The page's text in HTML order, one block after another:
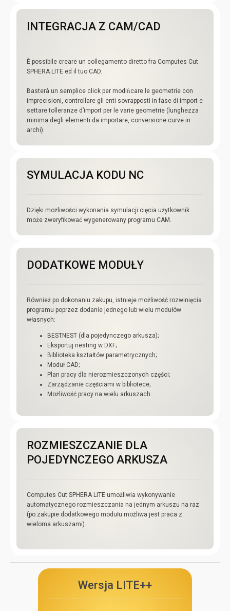
INTEGRACJA Z CAM/CAD
È possibile creare un collegamento diretto fra Computes Cut
SPHERA LITE ed il tuo CAD.
Basterà un semplice click per modiﬁcare le geometrie con
imprecisioni, controllare gli enti sovrapposti in fase di import e
settare tolleranze d’import per le varie geometrie (lunghezza
minima degli elementi da importare, conversione curve in
archi).
SYMULACJA KODU NC
Dzięki możliwości wykonania symulacji cięcia użytkownik
może zweryfikować wygenerowany programu CAM.
DODATKOWE MODUŁY
Również po dokonaniu zakupu, istnieje możliwość rozwinięcia
programu poprzez dodanie jednego lub wielu modułów
własnych:
BESTNEST (dla pojedynczego arkusza);
Eksportuj nesting w DXF;
Biblioteka kształtów parametrycznych;
Moduł CAD;
Plan pracy dla nierozmieszczonych części;
Zarządzanie częściami w bibliotece;
Możliwość pracy na wielu arkuszach.
ROZMIESZCZANIE DLA
POJEDYNCZEGO ARKUSZA
Computes Cut SPHERA LITE umożliwia wykonywanie
automatycznego rozmieszczania na jednym arkuszu na raz
(po zakupie dodatkowego modułu możliwa jest praca z
wieloma arkuszami).
Wersja LITE++